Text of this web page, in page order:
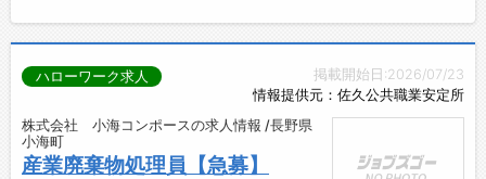
掲載開始日:2026/07/23
情報提供元：佐久公共職業安定所
ハローワーク求人
株式会社 小海コンポースの求人情報 /長野県
小海町
産業廃棄物処理員【急募】